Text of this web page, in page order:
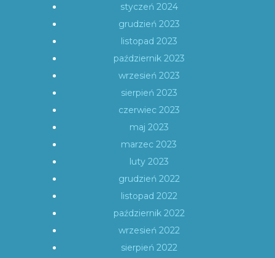
styczeń 2024
grudzień 2023
listopad 2023
październik 2023
wrzesień 2023
sierpień 2023
czerwiec 2023
maj 2023
marzec 2023
luty 2023
grudzień 2022
listopad 2022
październik 2022
wrzesień 2022
sierpień 2022